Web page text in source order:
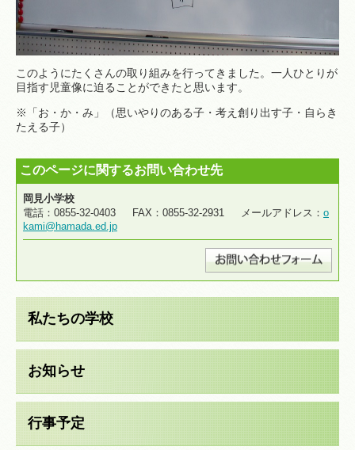
このようにたくさんの取り組みを行ってきました。一人ひとりが
目指す児童像に迫ることができたと思います。
※「お・か・み」（思いやりのある子・考え創り出す子・自らき
たえる子）
このページに関するお問い合わせ先
岡見小学校
電話：0855-32-0403 FAX：0855-32-2931 メールアドレス： o
kami@hamada.ed.jp
私たちの学校
お知らせ
行事予定